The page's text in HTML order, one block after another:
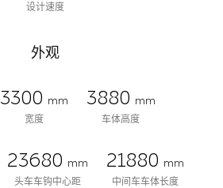
设计速度
外观
3300 mm
宽度
3880 mm
车体高度
23680 mm
头车车钩中心距
21880 mm
中间车车体长度